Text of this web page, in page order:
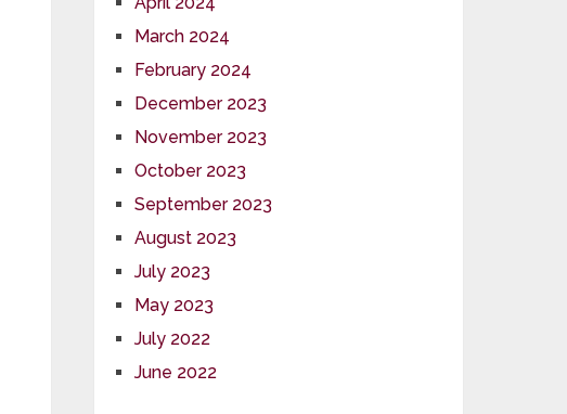
March 2024
February 2024
December 2023
November 2023
October 2023
September 2023
August 2023
July 2023
May 2023
July 2022
June 2022